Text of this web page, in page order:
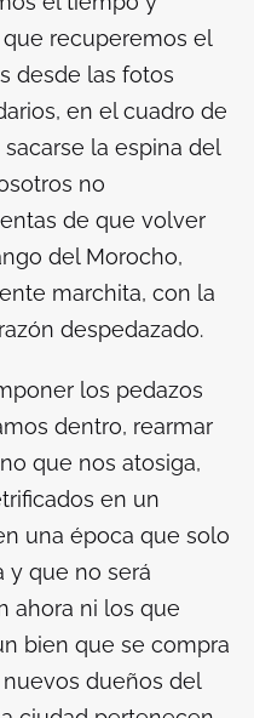
recuperemos el
desde las fotos
en el cuadro de
la espina del
no
de que volver
del Morocho,
marchita, con la
despedazado.
los pedazos
dentro, rearmar
que nos atosiga,
en un
una época que solo
y que no será
ahora ni los que
bien que se compra
dueños del